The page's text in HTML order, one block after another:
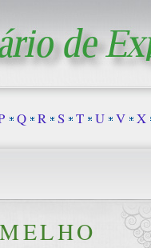
Q R S T U V X